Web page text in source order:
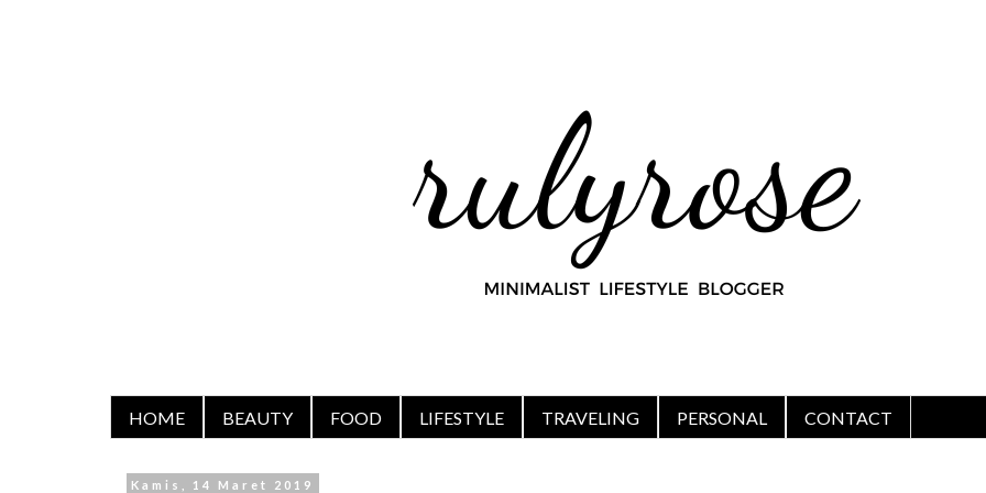
HOME BEAUTY FOOD LIFESTYLE TRAVELING PERSONAL CONTACT
Kamis, 14 Maret 2019